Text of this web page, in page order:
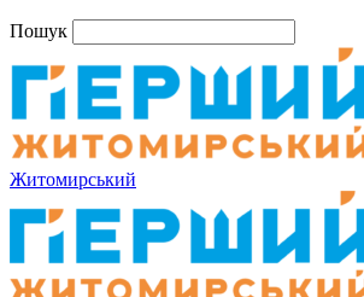
Пошук
Житомирський